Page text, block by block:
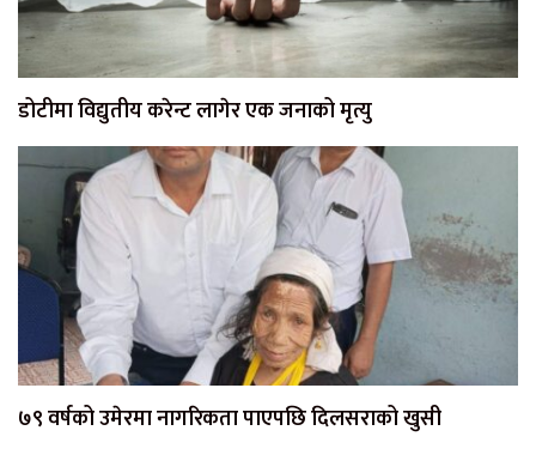
डोटीमा विद्युतीय करेन्ट लागेर एक जनाको मृत्यु
७९ वर्षको उमेरमा नागरिकता पाएपछि दिलसराको खुसी